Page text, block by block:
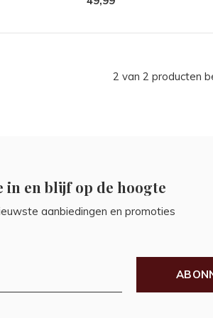
2 van 2 producten
in en blijf op de hoogte
aanbiedingen en promoties